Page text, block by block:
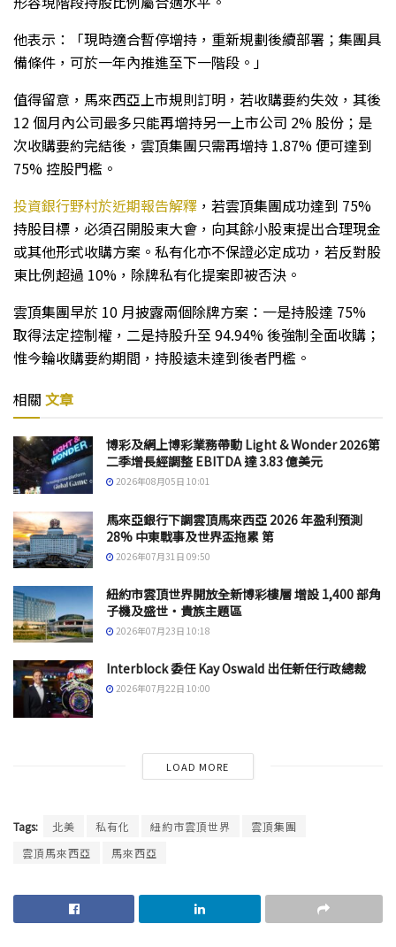
他表示：「現時適合暫停增持，重新規劃後續部署；集團具
備條件，可於一年內推進至下一階段。」
值得留意，馬來西亞上市規則訂明，若收購要約失效，其後
12 個月內公司最多只能再增持另一上市公司 2% 股份；是
次收購要約完結後，雲頂集團只需再增持 1.87% 便可達到
75% 控股門檻。
投資銀行野村於近期報告解釋 ，若雲頂集團成功達到 75%
持股目標，必須召開股東大會，向其餘小股東提出合理現金
或其他形式收購方案。私有化亦不保證必定成功，若反對股
東比例超過 10%，除牌私有化提案即被否決。
雲頂集團早於 10 月披露兩個除牌方案：一是持股達 75%
取得法定控制權，二是持股升至 94.94% 後強制全面收購；
惟今輪收購要約期間，持股遠未達到後者門檻。
相關 文章
博彩及網上博彩業務帶動 Light & Wonder 2026第
二季增長經調整 EBITDA 達 3.83 億美元
2026年08月05日 10:01
馬來亞銀行下調雲頂馬來西亞 2026 年盈利預測
28% 中東戰事及世界盃拖累 第
2026年07月31日 09:50
紐約市雲頂世界開放全新博彩樓層 增設 1,400 部角
子機及盛世・貴族主題區
2026年07月23日 10:18
Interblock 委任 Kay Oswald 出任新任行政總裁
2026年07月22日 10:00
LOAD MORE
Tags: 北美 私有化 紐約市雲頂世界
雲頂集團
雲頂馬來西亞
馬來西亞